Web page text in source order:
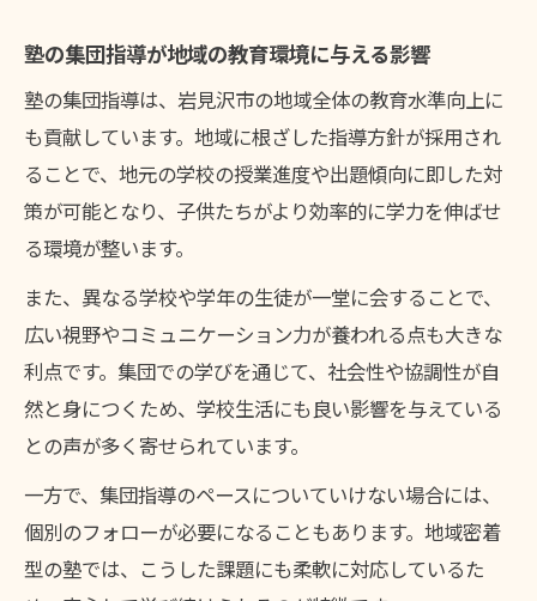
集団指導が合う子の特徴と選ぶポイント
集団指導塾が伸ばす子供の長所とは
塾の集団指導と個別指導の違いを比較
子供の性格別に見る塾の集団指導の適性
塾選びで重視すべき集団指導のチェックポ
イント
塾の集団指導が地域の教育環境に与える影響
塾の集団指導は、岩見沢市の地域全体の教育水準向上に
も貢献しています。地域に根ざした指導方針が採用され
ることで、地元の学校の授業進度や出題傾向に即した対
策が可能となり、子供たちがより効率的に学力を伸ばせ
る環境が整います。
また、異なる学校や学年の生徒が一堂に会することで、
広い視野やコミュニケーション力が養われる点も大きな
利点です。集団での学びを通じて、社会性や協調性が自
然と身につくため、学校生活にも良い影響を与えている
との声が多く寄せられています。
一方で、集団指導のペースについていけない場合には、
個別のフォローが必要になることもあります。地域密着
型の塾では、こうした課題にも柔軟に対応しているた